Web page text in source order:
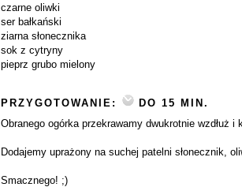
czarne oliwki
ser bałkański
ziarna słonecznika
sok z cytryny
pieprz grubo mielony
PRZYGOTOWANIE:
DO 15 MIN.
Obranego ogórka przekrawamy dwukrotnie wzdłuż
Dodajemy uprażony na suchej patelni słonecznik,
Smacznego! ;)